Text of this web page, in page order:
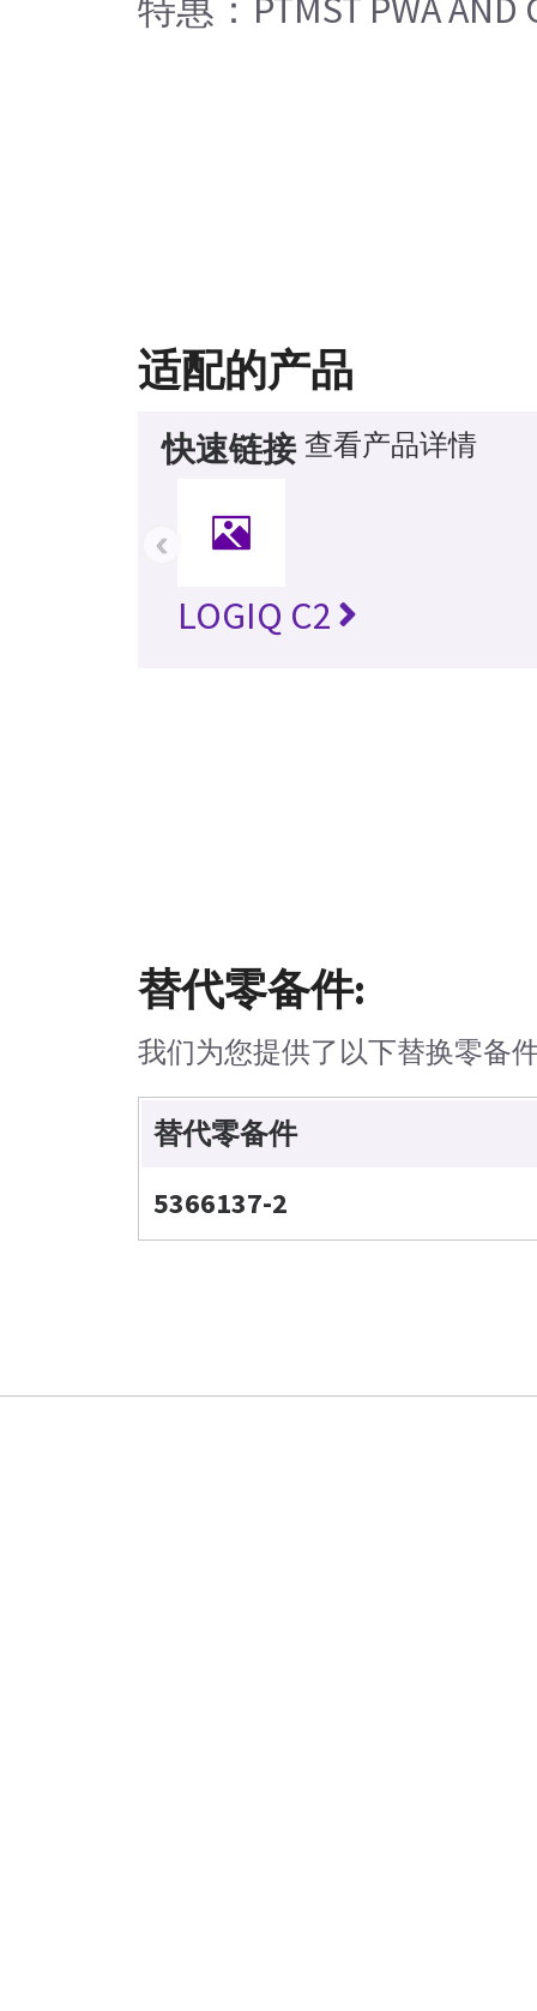
适配的产品
快速链接 查看产品详情
LOGIQ C2
‹
替代零备件:
我们为您提供了以下替换零备
替代零备件
5366137-2